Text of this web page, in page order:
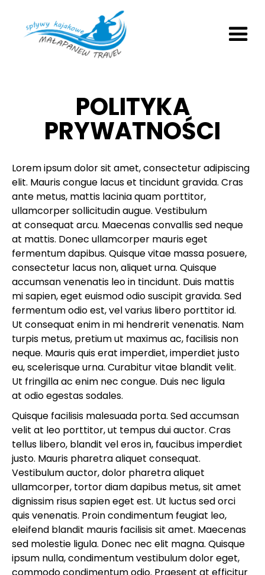
POLITYKA
PRYWATNOŚCI
Lorem ipsum dolor sit amet, consectetur adipiscing
elit. Mauris congue lacus et tincidunt gravida. Cras
ante metus, mattis lacinia quam porttitor,
ullamcorper sollicitudin augue. Vestibulum
at consequat arcu. Maecenas convallis sed neque
at mattis. Donec ullamcorper mauris eget
fermentum dapibus. Quisque vitae massa posuere,
consectetur lacus non, aliquet urna. Quisque
accumsan venenatis leo in tincidunt. Duis mattis
mi sapien, eget euismod odio suscipit gravida. Sed
fermentum odio est, vel varius libero porttitor id.
Ut consequat enim in mi hendrerit venenatis. Nam
turpis metus, pretium ut maximus ac, facilisis non
neque. Mauris quis erat imperdiet, imperdiet justo
eu, scelerisque urna. Curabitur vitae blandit velit.
Ut fringilla ac enim nec congue. Duis nec ligula
at odio egestas sodales.
Quisque facilisis malesuada porta. Sed accumsan
velit at leo porttitor, ut tempus dui auctor. Cras
tellus libero, blandit vel eros in, faucibus imperdiet
justo. Mauris pharetra aliquet consequat.
Vestibulum auctor, dolor pharetra aliquet
ullamcorper, tortor diam dapibus metus, sit amet
dignissim risus sapien eget est. Ut luctus sed orci
quis venenatis. Proin condimentum feugiat leo,
eleifend blandit mauris facilisis sit amet. Maecenas
sed molestie ligula. Donec nec elit magna. Quisque
ipsum nulla, condimentum vestibulum dolor eget,